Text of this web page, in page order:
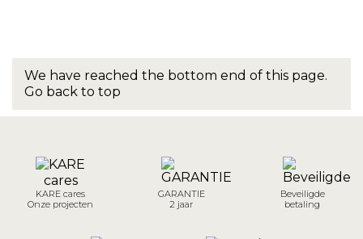
We have reached the bottom end of this page.
Go back to top
KARE cares
Onze projecten
GARANTIE
2 jaar
Beveiligde
betaling